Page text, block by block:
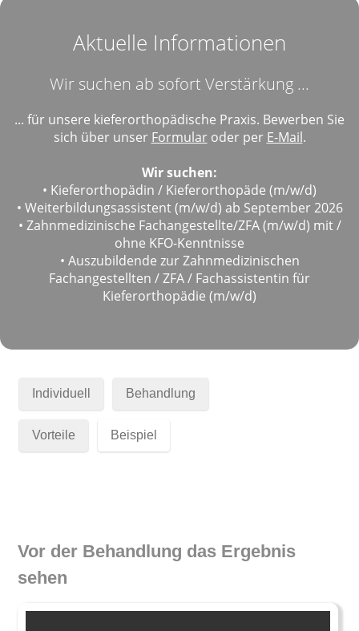
Aktuelle Informationen
Wir suchen ab sofort Verstärkung ...
... für unsere kieferorthopädische Praxis. Bewerben Sie
sich über unser Formularoder per E-Mail.
Wir suchen:
• Kieferorthopädin / Kieferorthopäde (m/w/d)
• Weiterbildungsassistent (m/w/d) ab September 2026
• Zahnmedizinische Fachangestellte/ZFA (m/w/d) mit /
ohne KFO-Kenntnisse
• Auszubildende zur Zahnmedizinischen
Fachangestellten / ZFA / Fachassistentin für
Kieferorthopädie (m/w/d)
Individuell Behandlung
Vorteile Beispiel
Vor der Behandlung das Ergebnis
sehen